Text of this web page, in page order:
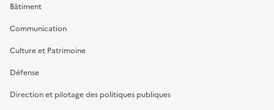
Bâtiment
Communication
Culture et Patrimoine
Défense
Direction et pilotage des politiques publiques